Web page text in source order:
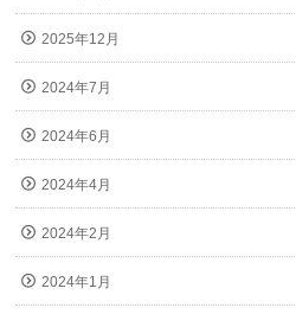
2025年12月
2024年7月
2024年6月
2024年4月
2024年2月
2024年1月